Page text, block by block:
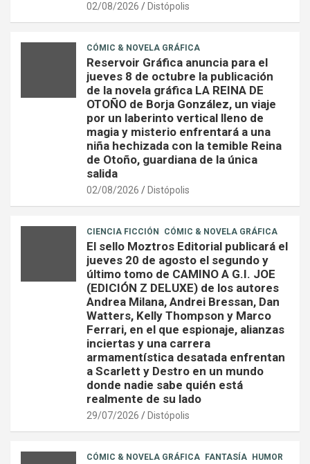
02/08/2026 Distópolis
CÓMIC & NOVELA GRÁFICA
Reservoir Gráfica anuncia para el
jueves 8 de octubre la publicación
de la novela gráfica LA REINA DE
OTOÑO de Borja González, un viaje
por un laberinto vertical lleno de
magia y misterio enfrentará a una
niña hechizada con la temible Reina
de Otoño, guardiana de la única
salida
02/08/2026 Distópolis
CIENCIA FICCIÓN CÓMIC & NOVELA GRÁFICA
El sello Moztros Editorial publicará el
jueves 20 de agosto el segundo y
último tomo de CAMINO A G.I. JOE
(EDICIÓN Z DELUXE) de los autores
Andrea Milana, Andrei Bressan, Dan
Watters, Kelly Thompson y Marco
Ferrari, en el que espionaje, alianzas
inciertas y una carrera
armamentística desatada enfrentan
a Scarlett y Destro en un mundo
donde nadie sabe quién está
realmente de su lado
29/07/2026 Distópolis
CÓMIC & NOVELA GRÁFICA FANTASÍA HUMOR